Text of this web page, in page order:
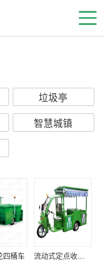
垃圾亭
智慧城镇
四桶车 流动式定点收集智能车三轮